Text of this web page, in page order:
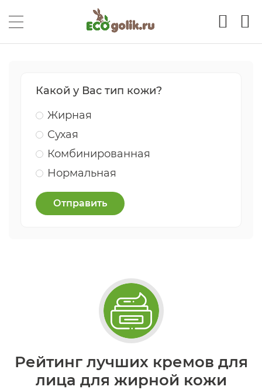
Какой у Вас тип кожи?
Жирная
Сухая
Комбинированная
Нормальная
Отправить
Рейтинг лучших кремов для
лица для жирной кожи